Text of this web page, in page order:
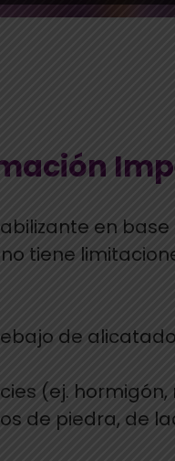
en
tiene
de
(ej.
de piedra, de